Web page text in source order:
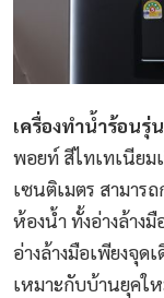
เครื่องทำน้ำร้อนรุ่
พอยท์ สีไทเทเนียม
เซนติเมตร สามาร
ห้องน้ำ ทั้งอ่างล้าง
อ่างล้างมือเพียงจุ
เหมาะกับบ้านยุคใ